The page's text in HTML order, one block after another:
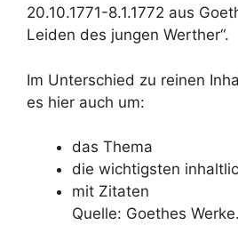
20.10.1771-8.1.1772 aus
Leiden des jungen Werther“.
Im Unterschied zu reinen
es hier auch um:
das Thema
die wichtigsten
mit Zitaten
Quelle: Goethes